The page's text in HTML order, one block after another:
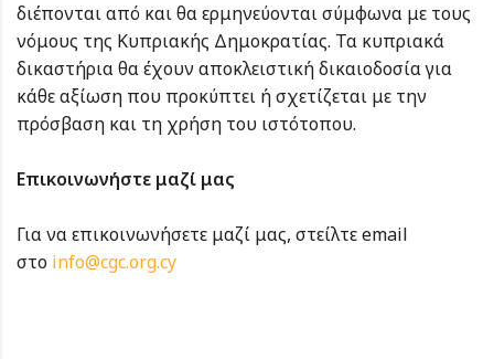
διέπονται από και θα ερμηνεύονται σύμφωνα με τους
νόμους της Κυπριακής Δημοκρατίας. Τα κυπριακά
δικαστήρια θα έχουν αποκλειστική δικαιοδοσία για
κάθε αξίωση που προκύπτει ή σχετίζεται με την
πρόσβαση και τη χρήση του ιστότοπου.
Επικοινωνήστε μαζί μας
Για να επικοινωνήσετε μαζί μας, στείλτε email
στο info@cgc.org.cy